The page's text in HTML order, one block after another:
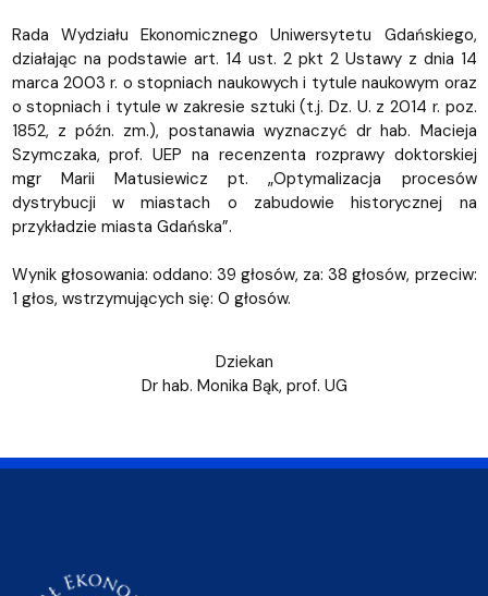
Rada Wydziału Ekonomicznego Uniwersytetu Gdańskiego,
działając na podstawie art. 14 ust. 2 pkt 2 Ustawy z dnia 14
marca 2003 r. o stopniach naukowych i tytule naukowym oraz
o stopniach i tytule w zakresie sztuki (t.j. Dz. U. z 2014 r. poz.
1852, z późn. zm.), postanawia wyznaczyć dr hab. Macieja
Szymczaka, prof. UEP na recenzenta rozprawy doktorskiej
mgr Marii Matusiewicz pt. „Optymalizacja procesów
dystrybucji w miastach o zabudowie historycznej na
przykładzie miasta Gdańska”.
Wynik głosowania: oddano: 39 głosów, za: 38 głosów, przeciw:
1 głos, wstrzymujących się: 0 głosów.
Dziekan
Dr hab. Monika Bąk, prof. UG